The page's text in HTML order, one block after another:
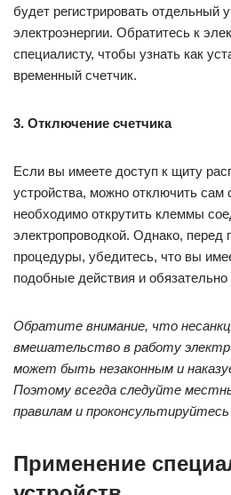
будет регистрировать отдельный
электроэнергии. Обратитесь к
специалисту, чтобы узнать как
временный счетчик.
3. Отключение счетчика
Если вы имеете доступ к щиту
устройства, можно отключить сам
необходимо открутить клеммы
электропроводкой. Однако, перед
процедуры, убедитесь, что вы
подобные действия и
Обратите внимание, что
вмешательство в работу
может быть незаконным и
Поэтому всегда следуйте
правилам и
Применение